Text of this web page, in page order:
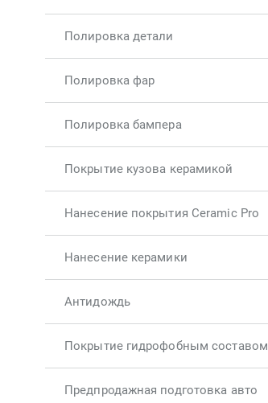
Полировка детали
Полировка фар
Полировка бампера
Покрытие кузова керамикой
Нанесение покрытия Ceramic Pro
Нанесение керамики
Антидождь
Покрытие гидрофобным составом
Предпродажная подготовка авто